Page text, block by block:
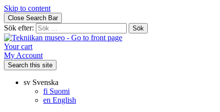
Skip to content
Close Search Bar
Sök efter:
Your cart
My Account
Search this site
sv Svenska
fi Suomi
en English